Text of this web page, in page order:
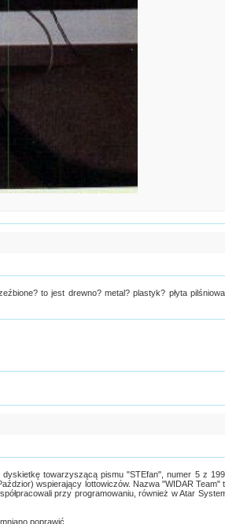
to jest drewno? metal? plastyk? płyta
dyskietkę towarzyszącą pismu "STEfan", numer 5 z
wspierający lottowiczów. Nazwa "WIDAR Team"
przy programowaniu, również w Atar
poprawić.